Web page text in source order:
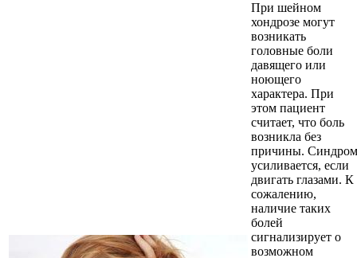
При шейном
хондрозе могут
возникать
головные боли
давящего или
ноющего
характера. При
этом пациент
считает, что боль
возникла без
причины. Синдром
усиливается, если
двигать глазами. К
сожалению,
наличие таких
болей
сигнализирует о
возможном